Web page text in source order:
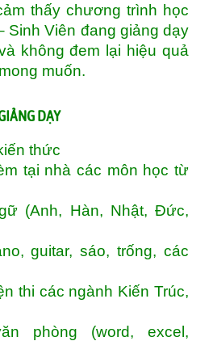
thấy chương trình học
Sinh Viên đang giảng dạy
không đem lại hiệu quả
muốn.
DẠY
thức
tại nhà các môn học từ
(Anh, Hàn, Nhật, Đức,
guitar, sáo, trống, các
thi các ngành Kiến Trúc,
phòng (word, excel,